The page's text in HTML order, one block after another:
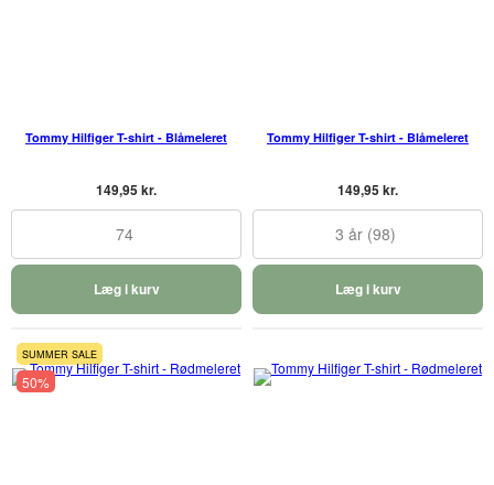
Tommy Hilfiger T-shirt - Blåmeleret
149,95 kr.
74
Læg i kurv
Tommy Hilfiger T-shirt - Blåmeleret
149,95 kr.
3 år (98)
Læg i kurv
SUMMER SALE
50%